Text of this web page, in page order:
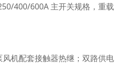
400/600A 主开关规格，重载
机配套接触器热继；双路供电